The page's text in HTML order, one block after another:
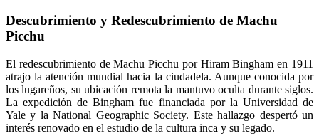
Descubrimiento y Redescubrimiento de Machu
Picchu
El redescubrimiento de Machu Picchu por Hiram Bingham en 1911
atrajo la atención mundial hacia la ciudadela. Aunque conocida por
los lugareños, su ubicación remota la mantuvo oculta durante siglos.
La expedición de Bingham fue financiada por la Universidad de
Yale y la National Geographic Society. Este hallazgo despertó un
interés renovado en el estudio de la cultura inca y su legado.